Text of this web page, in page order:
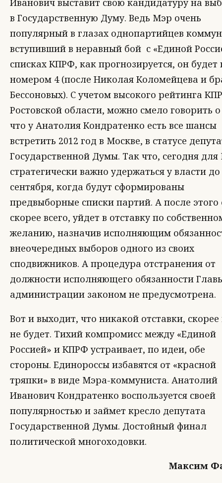
в Государственную Думу. Ведь Мэр очень
популярный в глазах однопартийцев
вступивший в неравный бой с «Единой
списках КПРФ, как прогнозируется, он будет
номером 4 (после Николая Коломейцева и
Бессоновых). С учетом высокого рейтинга
Ростовской области, можно смело говорить
что у Анатолия Кондратенко есть все шансы
встретить 2012 год в Москве, в статусе
Государственной Думы. Так что, сегодня
стратегически важно удержаться у власти до
сентября, когда будут сформированы
предвыборные списки партий. А после этого
скорее всего, уйдет в отставку по
желанию, назначив исполняющим
внеочередных выборов одного из своих
сподвижников. А процедура отстранения от
должности исполняющего обязанности
администрации законом не предусмотрена.
Вот и выходит, что никакой отставки, скорее
не будет. Тихий компромисс между «Единой
Россией» и КПРФ устраивает, по идеи, обе
стороны. Единороссы избавятся от «красной
тряпки» в виде Мэра-коммуниста. Анатолий
Иванович Кондратенко воспользуется своей
популярностью и займет кресло депутата
Государственной Думы. Достойный финал
политической многоходовки.
Максим